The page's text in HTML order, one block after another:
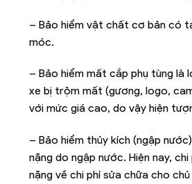
– Bảo hiểm vật chất cơ bản có
móc.
– Bảo hiểm mất cắp phụ tùng là
xe bị trộm mất (gương, logo,
với mức giá cao, do vậy hiện
– Bảo hiểm thủy kích (ngập
nặng do ngập nước. Hiện nay,
nặng về chi phí sửa chữa cho chủ